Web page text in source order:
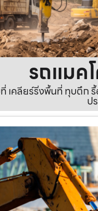
รถแมค
เคลียร์ริ่งพื้นที่ ทุบตึก
ป